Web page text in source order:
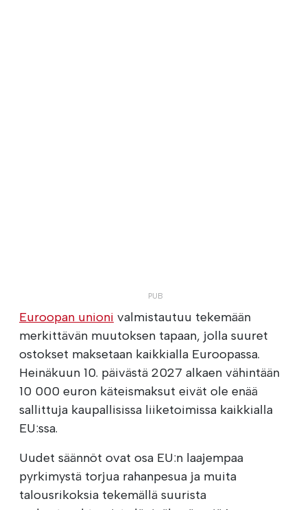
Euroopan unioni valmistautuu tekemään
merkittävän muutoksen tapaan, jolla suuret
ostokset maksetaan kaikkialla Euroopassa.
Heinäkuun 10. päivästä 2027 alkaen vähintään
10 000 euron käteismaksut eivät ole enää
sallittuja kaupallisissa liiketoimissa kaikkialla
EU:ssa.
Uudet säännöt ovat osa EU:n laajempaa
pyrkimystä torjua rahanpesua ja muita
talousrikoksia tekemällä suurista